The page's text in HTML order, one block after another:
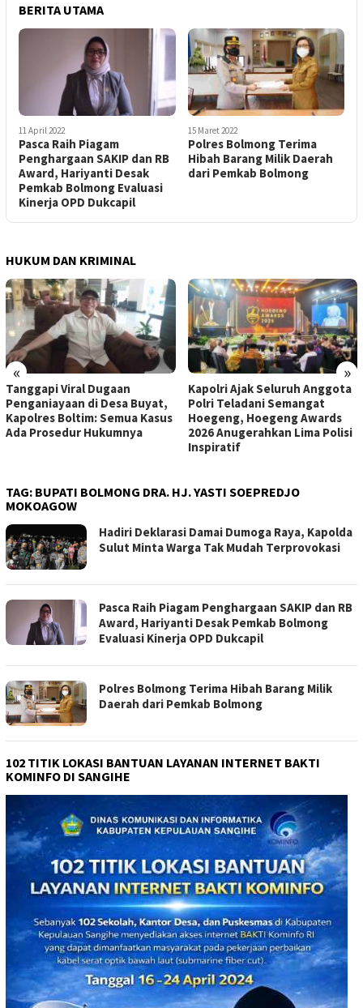
BERITA UTAMA
11 April 2022
Pasca Raih Piagam
Penghargaan SAKIP dan RB
Award, Hariyanti Desak
Pemkab Bolmong Evaluasi
Kinerja OPD Dukcapil
15 Maret 2022
Polres Bolmong Terima
Hibah Barang Milik Daerah
dari Pemkab Bolmong
HUKUM DAN KRIMINAL
« »
Tanggapi Viral Dugaan
Penganiayaan di Desa Buyat,
Kapolres Boltim: Semua Kasus
Ada Prosedur Hukumnya
Kapolri Ajak Seluruh Anggota
Polri Teladani Semangat
Hoegeng, Hoegeng Awards
2026 Anugerahkan Lima Polisi
Inspiratif
TAG: BUPATI BOLMONG DRA. HJ. YASTI SOEPREDJO
MOKOAGOW
Hadiri Deklarasi Damai Dumoga Raya, Kapolda
Sulut Minta Warga Tak Mudah Terprovokasi
Pasca Raih Piagam Penghargaan SAKIP dan RB
Award, Hariyanti Desak Pemkab Bolmong
Evaluasi Kinerja OPD Dukcapil
Polres Bolmong Terima Hibah Barang Milik
Daerah dari Pemkab Bolmong
102 TITIK LOKASI BANTUAN LAYANAN INTERNET BAKTI
KOMINFO DI SANGIHE